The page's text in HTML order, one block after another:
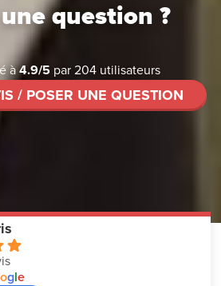
question ?
à4.9/5 par204 utilisateurs
/ POSER UNE QUESTION
ogle